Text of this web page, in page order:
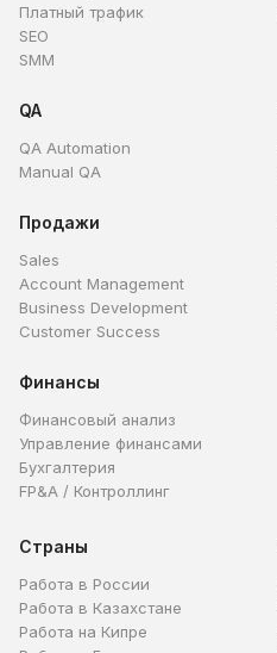
Платный трафик
SEO
SMM
QA
QA Automation
Manual QA
Продажи
Sales
Account Management
Business Development
Customer Success
Финансы
Финансовый анализ
Управление финансами
Бухгалтерия
FP&A / Контроллинг
Страны
Работа в России
Работа в Казахстане
Работа на Кипре